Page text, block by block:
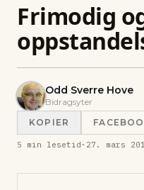
Frimodig
Odd Sverre Hove
Bidragsyter
KOPIER
5 min lesetid · 27. mars